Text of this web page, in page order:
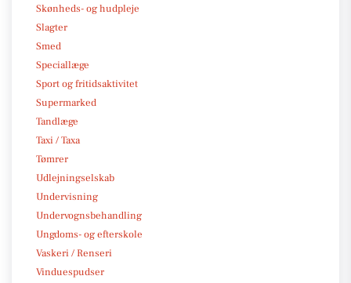
Skønheds- og hudpleje
Slagter
Smed
Speciallæge
Sport og fritidsaktivitet
Supermarked
Tandlæge
Taxi / Taxa
Tømrer
Udlejningselskab
Undervisning
Undervognsbehandling
Ungdoms- og efterskole
Vaskeri / Renseri
Vinduespudser